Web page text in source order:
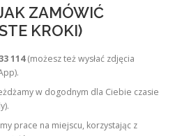
ZAMÓWIĆ
KROKI)
114(możesz też wysłać zdjęcia
w dogodnym dla Ciebie czasie
prace na miejscu, korzystając z